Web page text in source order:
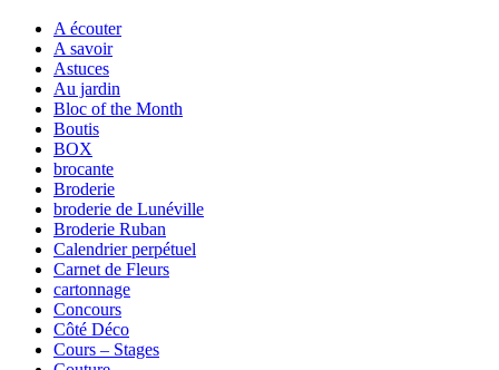
A écouter
A savoir
Astuces
Au jardin
Bloc of the Month
Boutis
BOX
brocante
Broderie
broderie de Lunéville
Broderie Ruban
Calendrier perpétuel
Carnet de Fleurs
cartonnage
Concours
Côté Déco
Cours – Stages